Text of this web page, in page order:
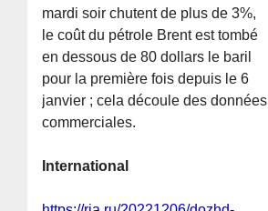
mardi soir chutent de plus de 3%,
le coût du pétrole Brent est tombé
en dessous de 80 dollars le baril
pour la première fois depuis le 6
janvier ; cela découle des données
commerciales.
International